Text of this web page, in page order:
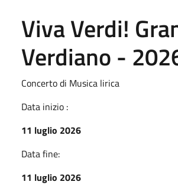
Viva Verdi!
Verdiano -
Concerto di Musica lirica
Data inizio :
11 luglio 2026
Data fine:
11 luglio 2026